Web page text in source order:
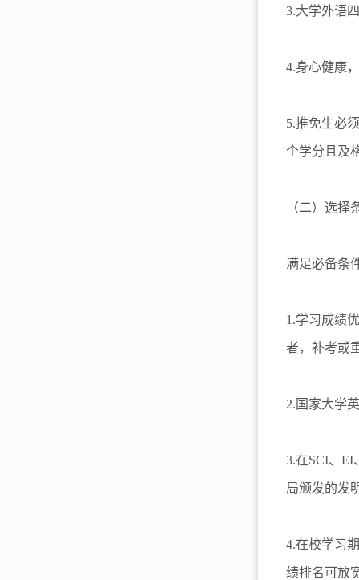
3.大学外语
4.身心健康
5.推免生必
个学分且及
（二）选择
满足必备条
1.学习成绩
者，补考或
2.国家大学
3.在SCI、EI
局颁发的发
4.在校学习
绩排名可放